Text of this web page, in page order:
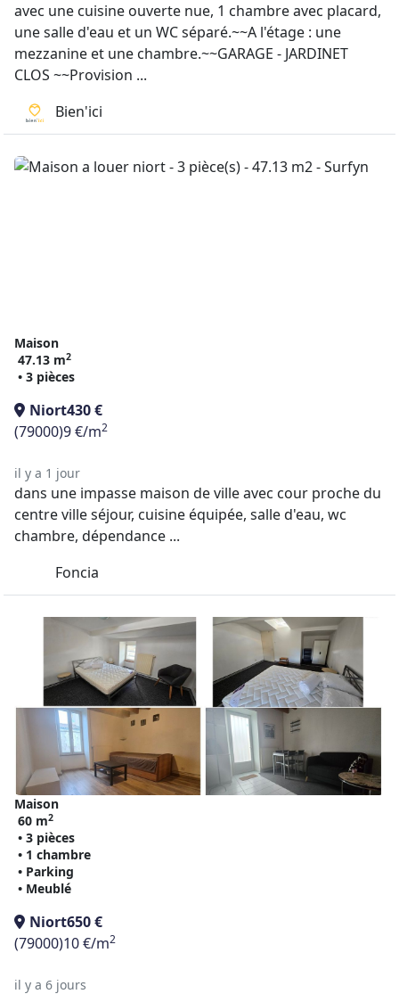
avec une cuisine ouverte nue, 1 chambre avec placard,
une salle d'eau et un WC séparé.~~A l'étage : une
mezzanine et une chambre.~~GARAGE - JARDINET
CLOS ~~Provision ...
Bien'ici
Maison
47.13 m2
• 3 pièces
Niort430 €
(79000)9 €/m2
il y a 1 jour
dans une impasse maison de ville avec cour proche du
centre ville séjour, cuisine équipée, salle d'eau, wc
chambre, dépendance ...
Foncia
Maison
60 m2
• 3 pièces
• 1 chambre
• Parking
• Meublé
Niort650 €
(79000)10 €/m2
il y a 6 jours